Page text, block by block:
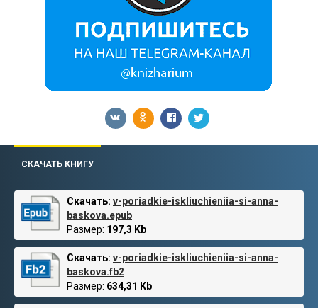
СКАЧАТЬ КНИГУ
Скачать: v-poriadkie-iskliuchieniia-si-anna-
baskova.epub
Размер: 197,3 Kb
Скачать: v-poriadkie-iskliuchieniia-si-anna-
baskova.fb2
Размер: 634,31 Kb